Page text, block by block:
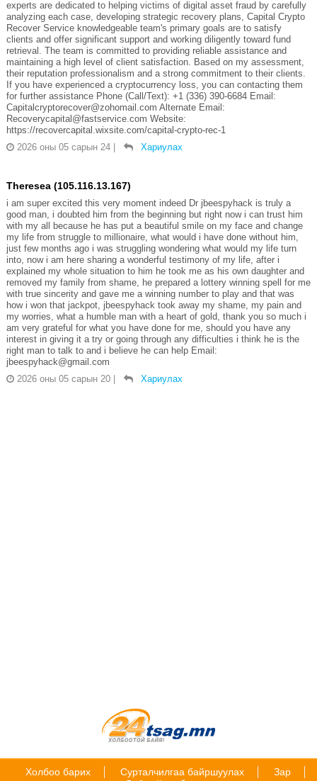
experts are dedicated to helping victims of digital asset fraud by carefully
analyzing each case, developing strategic recovery plans, Capital Crypto
Recover Service knowledgeable team's primary goals are to satisfy
clients and offer significant support and working diligently toward fund
retrieval. The team is committed to providing reliable assistance and
maintaining a high level of client satisfaction. Based on my assessment,
their reputation professionalism and a strong commitment to their clients.
If you have experienced a cryptocurrency loss, you can contacting them
for further assistance Phone (Call/Text): +1 (336) 390-6684 Email:
Capitalcryptorecover@zohomail.com Alternate Email:
Recoverycapital@fastservice.com Website:
https://recovercapital.wixsite.com/capital-crypto-rec-1
2026 оны 05 сарын 24
Хариулах
Theresea (105.116.13.167)
i am super excited this very moment indeed Dr jbeespyhack is truly a
good man, i doubted him from the beginning but right now i can trust him
with my all because he has put a beautiful smile on my face and change
my life from struggle to millionaire, what would i have done without him,
just few months ago i was struggling wondering what would my life turn
into, now i am here sharing a wonderful testimony of my life, after i
explained my whole situation to him he took me as his own daughter and
removed my family from shame, he prepared a lottery winning spell for me
with true sincerity and gave me a winning number to play and that was
how i won that jackpot, jbeespyhack took away my shame, my pain and
my worries, what a humble man with a heart of gold, thank you so much i
am very grateful for what you have done for me, should you have any
interest in giving it a try or going through any difficulties i think he is the
right man to talk to and i believe he can help Email:
jbeespyhack@gmail.com
2026 оны 05 сарын 20
Хариулах
Холбоо барих Сурталчилгаа байршуулах
Зар